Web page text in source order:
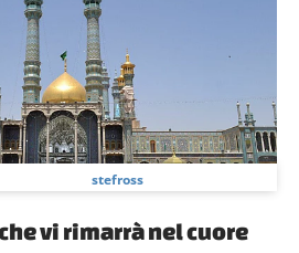
stefross
vi rimarrà nel cuore